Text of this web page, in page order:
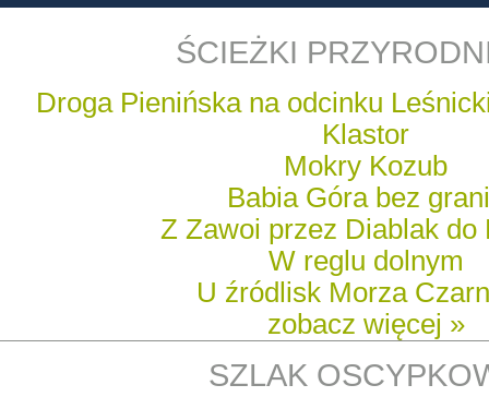
ŚCIEŻKI
Droga Pienińska na odcinku
Klastor
Mokry Kozub
Babia Góra bez
Z Zawoi przez Diablak do
W reglu dolnym
U źródlisk Morza
zobacz więcej »
SZLAK